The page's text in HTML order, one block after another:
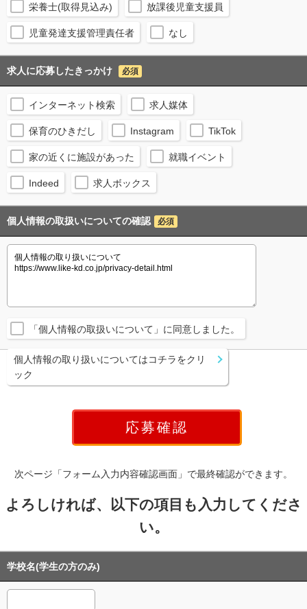
栄養士(取得見込み) 放課後児童支援員
児童発達支援管理責任者 なし
求人に応募したきっかけ 必須
インターネット検索 求人媒体
保育のひきだし Instagram TikTok
家の近くに施設があった 就職イベント
Indeed 求人ボックス
個人情報の取扱いについての確認 必須
「個人情報の取扱いについて」に同意しました。
個人情報の取り扱いについてはコチラをクリ
ック
次ページ「フォーム入力内容確認画面」で最終確認ができます。
よろしければ、以下の項目も入力してくださ
い。
学校名(学生の方のみ)